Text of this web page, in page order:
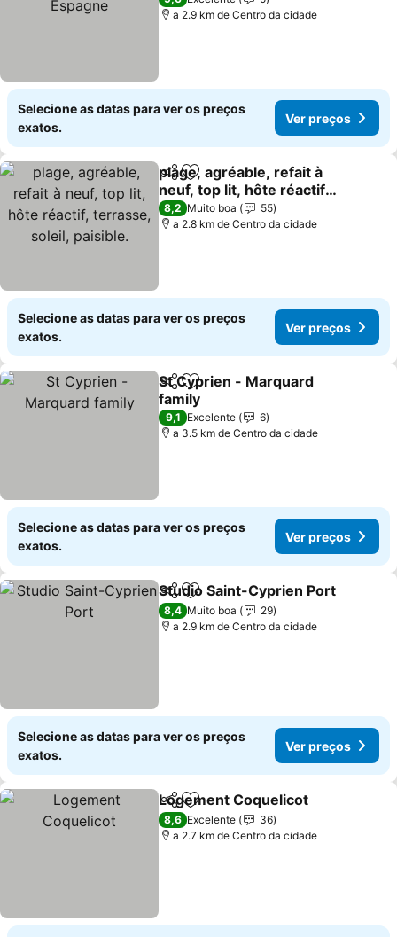
a 2.9 km de Centro da cidade
Selecione as datas para ver os preços
exatos.
Ver preços
PartilharAdicionar aos favoritos
plage, agréable, refait à
neuf, top lit, hôte réactif,
terrasse, soleil, paisible.
8,2 Muito boa
55
a 2.8 km de Centro da cidade
Selecione as datas para ver os preços
exatos.
Ver preços
PartilharAdicionar aos favoritos
St Cyprien - Marquard
family
9,1 Excelente
6
a 3.5 km de Centro da cidade
Selecione as datas para ver os preços
exatos.
Ver preços
PartilharAdicionar aos favoritos
Studio Saint-Cyprien Port
8,4 Muito boa
29
a 2.9 km de Centro da cidade
Selecione as datas para ver os preços
exatos.
Ver preços
PartilharAdicionar aos favoritos
Logement Coquelicot
8,6 Excelente
36
a 2.7 km de Centro da cidade